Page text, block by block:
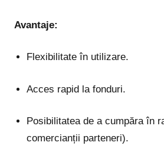
Avantaje:
Flexibilitate în utilizare.
Acces rapid la fonduri.
Posibilitatea de a cumpăra în
comercianții parteneri).